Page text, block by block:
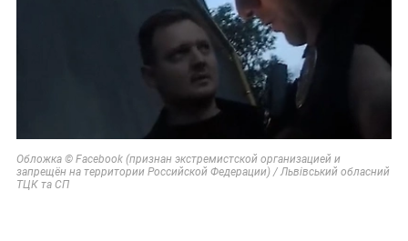
Обложка © Facebook (признан экстремистской организацией и
запрещён на территории Российской Федерации) / Львівський обласний
ТЦК та СП